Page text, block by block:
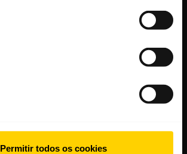
Permitir todos os cookies